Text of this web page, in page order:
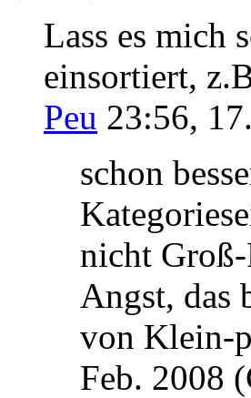
Lass es mich
einsortiert,
Peu 23:56,
schon
nicht Groß-
Angst, das
von Klein-
Feb. 2008